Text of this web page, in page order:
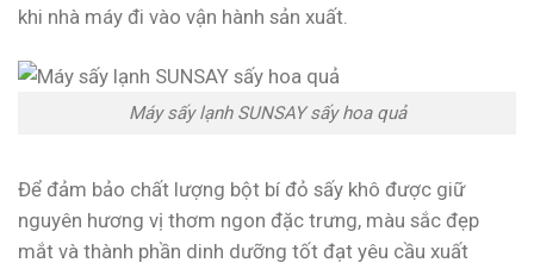
khi nhà máy đi vào vận hành sản xuất.
Máy sấy lạnh SUNSAY sấy hoa quả
Để đảm bảo chất lượng bột bí đỏ sấy khô được giữ
nguyên hương vị thơm ngon đặc trưng, màu sắc đẹp
mắt và thành phần dinh dưỡng tốt đạt yêu cầu xuất